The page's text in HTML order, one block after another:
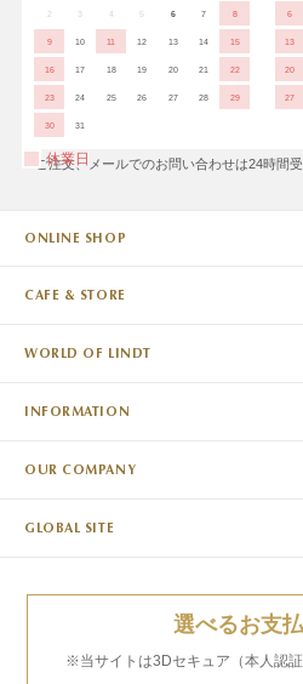
2 3 5 6 7 8
9 10 11 12 13 14 15
16 17 18 19 20 21 22
23 24 25 26 27 28 29
30 31
6
13
20
27
休業日
※ご注文、メールでのお問い合わせは24時間受
ONLINE SHOP
CAFE & STORE
WORLD OF LINDT
INFORMATION
OUR COMPANY
GLOBAL SITE
選べるお支
※当サイトは3Dセキュア（本人認